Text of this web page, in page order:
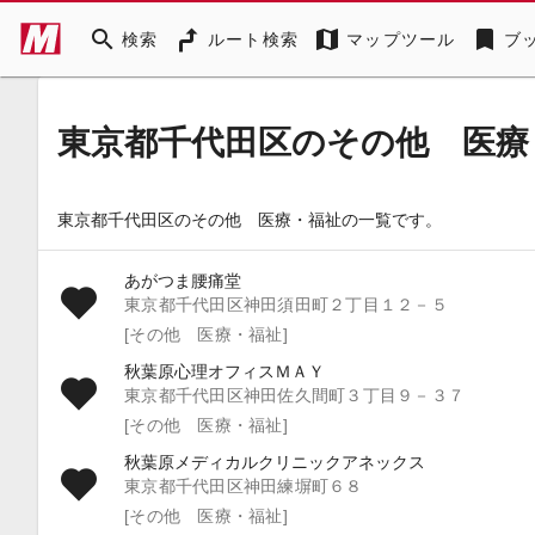
search 検索 ルート検索 map マップツール bookmark ブ
東京都千代田区のその他 医療
東京都千代田区のその他 医療・福祉の一覧です。
あがつま腰痛堂
東京都千代田区神田須田町２丁目１２－５
[その他 医療・福祉]
秋葉原心理オフィスＭＡＹ
東京都千代田区神田佐久間町３丁目９－３７
[その他 医療・福祉]
秋葉原メディカルクリニックアネックス
東京都千代田区神田練塀町６８
[その他 医療・福祉]